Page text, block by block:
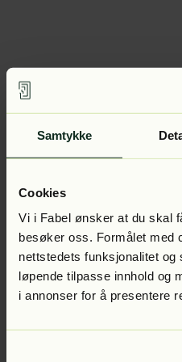
Samtykke
Cookies
Vi i Fabel ønsker at du skal
besøker oss. Formålet med
nettstedets funksjonalitet
løpende tilpasse innhold og
i annonser for å presentere